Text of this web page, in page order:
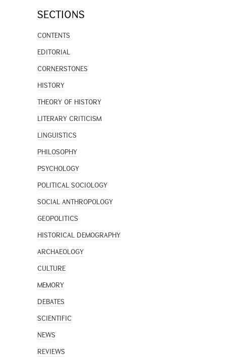
SECTIONS
CONTENTS
EDITORIAL
CORNERSTONES
HISTORY
THEORY OF HISTORY
LITERARY CRITICISM
LINGUISTICS
PHILOSOPHY
PSYCHOLOGY
POLITICAL SOCIOLOGY
SOCIAL ANTHROPOLOGY
GEOPOLITICS
HISTORICAL DEMOGRAPHY
ARCHAEOLOGY
CULTURE
MEMORY
DEBATES
SCIENTIFIC
NEWS
REVIEWS